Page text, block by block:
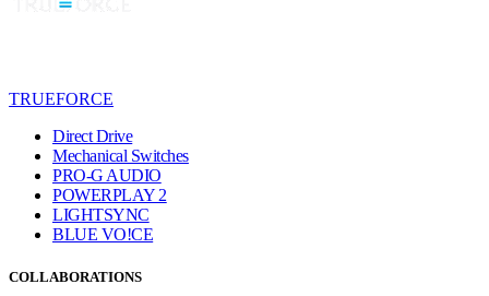
TRUEFORCE
Direct Drive
Mechanical Switches
PRO-G AUDIO
POWERPLAY 2
LIGHTSYNC
BLUE VO!CE
COLLABORATIONS